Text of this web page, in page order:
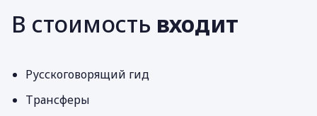
В стоимость входит
Русскоговорящий гид
Трансферы